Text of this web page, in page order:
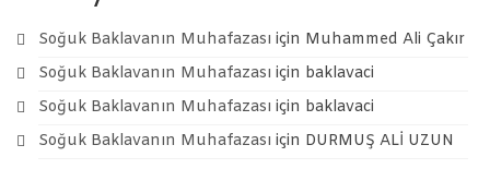
Soğuk Baklavanın Muhafazası için Muhammed Ali Çakır
Soğuk Baklavanın Muhafazası için baklavaci
Soğuk Baklavanın Muhafazası için baklavaci
Soğuk Baklavanın Muhafazası için DURMUŞ ALİ UZUN